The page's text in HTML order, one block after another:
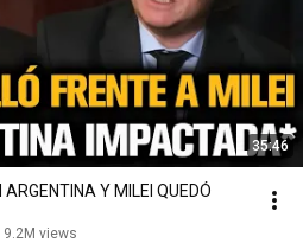
35:46
ARGENTINA Y MILEI QUEDÓ
9.2M views